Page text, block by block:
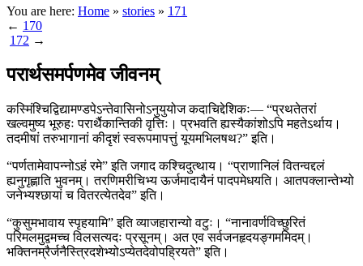
You are here: Home » stories » 171
← 170
172 →
परार्थसमर्पणमेव जीवनम्
कस्मिंश्चिद्विद्यामण्डपेऽन्तेवासिनोऽनुयुयोज कदाचिद्देशिकः— “प्रथतेतरां
खल्वमुष्य भूरुहः परार्थैकान्तिकी वृत्तिः। प्रभवति ह्यस्यैकांशोऽपि महतेऽर्थाय।
तदमीषां तरुभागानां कीदृशं स्वरूपमापत्तुं यूयमभिलषथ?” इति।
“पर्णतामेवापन्नोऽहं रमे” इति जगाद कश्चिदुत्थाय। “प्राणानिलं वितन्वद्दलं
ह्यनुगृह्णाति भुवनम्। तरणिमरीचिभ्य ऊर्जमादायैनं पादपमेधयति। आतपक्लान्तेभ्यो
जनेभ्यश्छायां च वितरत्येतदेव” इति।
“कुसुमभावाय स्पृहयामि” इति व्याजहारान्यो वटुः। “नानावर्णविच्छुरितं
परिमलमुद्वमच्च विलसत्यदः प्रसूनम्। अत एव सर्वजनहृदयङ्गममिदम्।
भक्तिनम्रैर्जनैस्त्रिदशेभ्योऽप्येतदेवोपह्रियते” इति।